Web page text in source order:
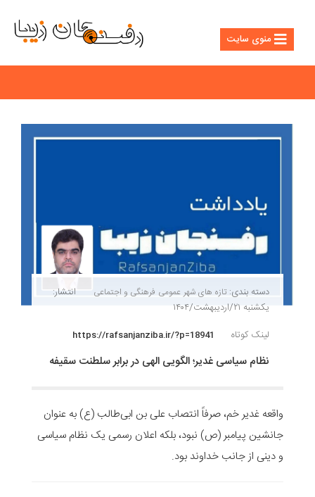
منوی سایت
دسته بندی:تازه های شهر عمومی فرهنگی و اجتماعی
انتشار:
یکشنبه ۲۱/اردیبهشت/۱۴۰۴
لینک کوتاه
https://rafsanjanziba.ir/?p=18941
نظام سیاسی غدیر؛ الگویی الهی در برابر سلطنت سقیفه
واقعه غدیر خم، صرفاً انتصاب علی بن ابی‌طالب (ع) به عنوان
جانشین پیامبر (ص) نبود، بلکه اعلان رسمی یک نظام سیاسی
و دینی از جانب خداوند بود.